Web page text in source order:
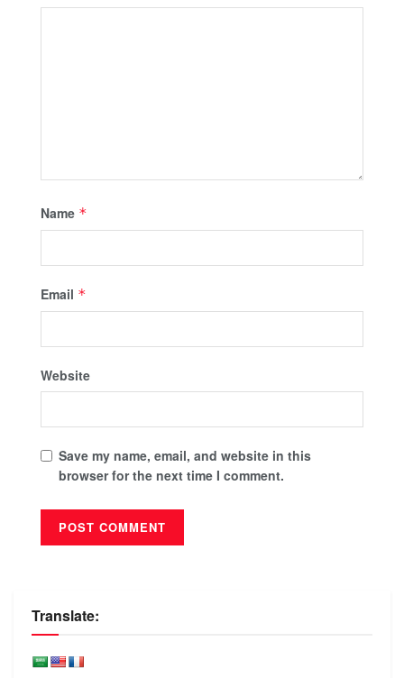
Name *
Email *
Website
Save my name, email, and website in this
browser for the next time I comment.
Translate: